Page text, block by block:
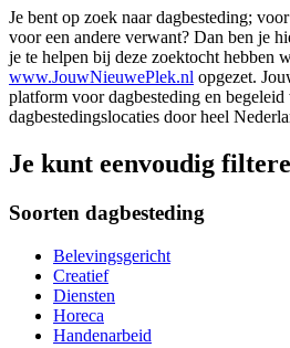
Je bent op zoek naar dagbesteding;
voor een andere verwant? Dan ben je
je te helpen bij deze zoektocht hebben
www.JouwNieuwePlek.nl opgezet.
platform voor dagbesteding en
dagbestedingslocaties door heel
Je kunt eenvoudig
Soorten dagbesteding
Belevingsgericht
Creatief
Diensten
Horeca
Handenarbeid